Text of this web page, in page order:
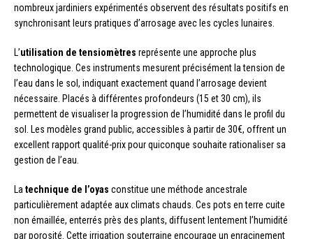
nombreux jardiniers expérimentés observent des résultats positifs en
synchronisant leurs pratiques d’arrosage avec les cycles lunaires.
L’utilisation de tensiomètres représente une approche plus
technologique. Ces instruments mesurent précisément la tension de
l’eau dans le sol, indiquant exactement quand l’arrosage devient
nécessaire. Placés à différentes profondeurs (15 et 30 cm), ils
permettent de visualiser la progression de l’humidité dans le profil du
sol. Les modèles grand public, accessibles à partir de 30€, offrent un
excellent rapport qualité-prix pour quiconque souhaite rationaliser sa
gestion de l’eau.
Latechnique de l’oyas constitue une méthode ancestrale
particulièrement adaptée aux climats chauds. Ces pots en terre cuite
non émaillée, enterrés près des plants, diffusent lentement l’humidité
par porosité. Cette irrigation souterraine encourage un enracinement